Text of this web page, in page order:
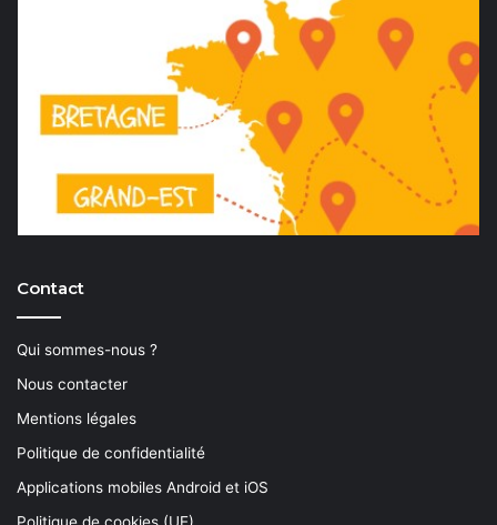
Contact
Qui sommes-nous ?
Nous contacter
Mentions légales
Politique de confidentialité
Applications mobiles Android et iOS